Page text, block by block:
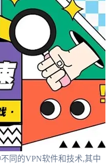
同的VPN软件和技术,其中